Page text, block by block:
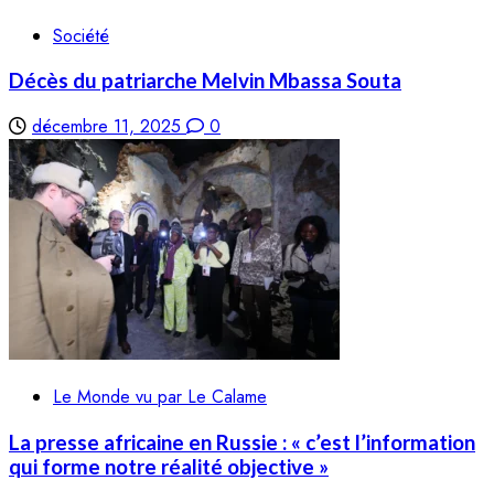
Société
Décès du patriarche Melvin Mbassa Souta
décembre 11, 2025 0
Le Monde vu par Le Calame
La presse africaine en Russie : « c’est l’information
qui forme notre réalité objective »